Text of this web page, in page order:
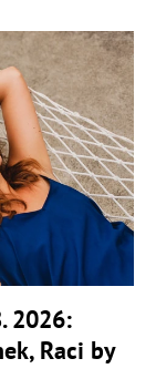
2026:
Raci by